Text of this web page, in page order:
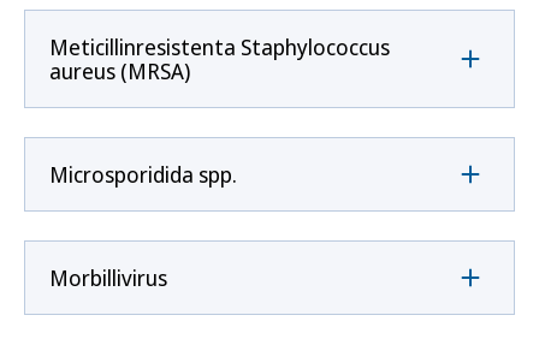
Meticillinresistenta Staphylococcus
aureus (MRSA)
Microsporidida spp.
Morbillivirus